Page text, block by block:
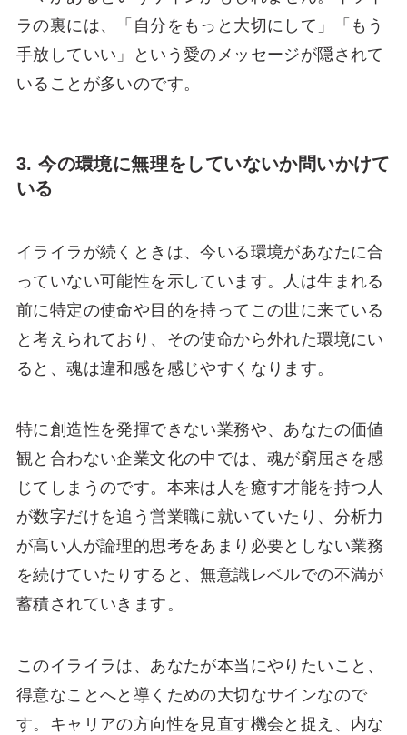
ラの裏には、「自分をもっと大切にして」「もう
手放していい」という愛のメッセージが隠されて
いることが多いのです。
3. 今の環境に無理をしていないか問いかけて
いる
イライラが続くときは、今いる環境があなたに合
っていない可能性を示しています。人は生まれる
前に特定の使命や目的を持ってこの世に来ている
と考えられており、その使命から外れた環境にい
ると、魂は違和感を感じやすくなります。
特に創造性を発揮できない業務や、あなたの価値
観と合わない企業文化の中では、魂が窮屈さを感
じてしまうのです。本来は人を癒す才能を持つ人
が数字だけを追う営業職に就いていたり、分析力
が高い人が論理的思考をあまり必要としない業務
を続けていたりすると、無意識レベルでの不満が
蓄積されていきます。
このイライラは、あなたが本当にやりたいこと、
得意なことへと導くための大切なサインなので
す。キャリアの方向性を見直す機会と捉え、内な